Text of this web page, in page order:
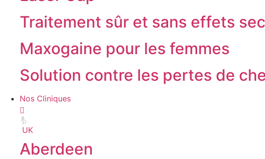
Traitement sûr et sans effets
Maxogaine pour les femmes
Solution contre les pertes de
Nos Cliniques
UK
Aberdeen